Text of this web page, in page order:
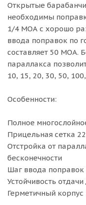
Открытые
необходимы
1/4 МОА с хорошо
ввода поправок по
составляет 50 МОА.
параллакса
10, 15, 20, 30, 50,
Особенности:
Полное
Прицельная сетка
Отстройка от
бесконечности
Шаг ввода
Устойчивость
Герметичный